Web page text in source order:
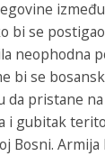
bi se
neophodna
bi se
da pristane
i gubitak
Bosni. Armija